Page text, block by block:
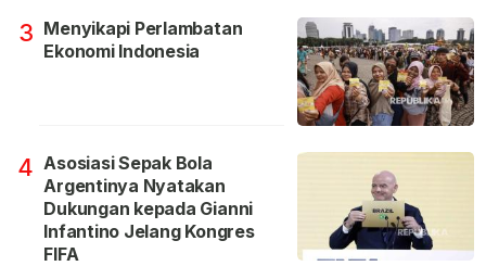
3 Menyikapi Perlambatan
Ekonomi Indonesia
4 Asosiasi Sepak Bola
Argentinya Nyatakan
Dukungan kepada Gianni
Infantino Jelang Kongres
FIFA